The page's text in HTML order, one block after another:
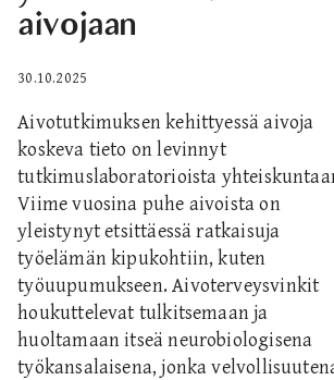
aivojaan
30.10.2025
Aivotutkimuksen kehittyessä aivoja
koskeva tieto on levinnyt
tutkimuslaboratorioista
Viime vuosina puhe aivoista on
yleistynyt etsittäessä ratkaisuja
työelämän kipukohtiin, kuten
työuupumukseen. Aivoterveysvinkit
houkuttelevat tulkitsemaan ja
huoltamaan itseä neurobiologisena
työkansalaisena, jonka